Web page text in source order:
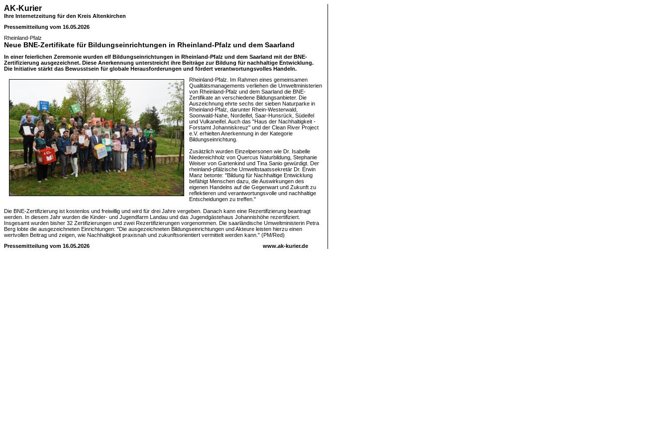
AK-Kurier
Ihre Internetzeitung für den Kreis Altenkirchen
Pressemitteilung vom 16.05.2026
Rheinland-Pfalz
Neue BNE-Zertifikate für Bildungseinrichtungen in Rheinland-Pfalz und dem Saarland
In einer feierlichen Zeremonie wurden elf Bildungseinrichtungen in Rheinland-Pfalz und dem Saarland mit der BNE-
Zertifizierung ausgezeichnet. Diese Anerkennung unterstreicht ihre Beiträge zur Bildung für nachhaltige Entwicklung.
Die Initiative stärkt das Bewusstsein für globale Herausforderungen und fördert verantwortungsvolles Handeln.
Rheinland-Pfalz. Im Rahmen eines gemeinsamen
Qualitätsmanagements verliehen die Umweltministerien
von Rheinland-Pfalz und dem Saarland die BNE-
Zertifikate an verschiedene Bildungsanbieter. Die
Auszeichnung ehrte sechs der sieben Naturparke in
Rheinland-Pfalz, darunter Rhein-Westerwald,
Soonwald-Nahe, Nordeifel, Saar-Hunsrück, Südeifel
und Vulkaneifel. Auch das "Haus der Nachhaltigkeit -
Forstamt Johanniskreuz" und der Clean River Project
e.V. erhielten Anerkennung in der Kategorie
Bildungseinrichtung.
Zusätzlich wurden Einzelpersonen wie Dr. Isabelle
Niedereichholz von Quercus Naturbildung, Stephanie
Weiser von Gartenkind und Tina Sanio gewürdigt. Der
rheinland-pfälzische Umweltstaatssekretär Dr. Erwin
Manz betonte: "Bildung für Nachhaltige Entwicklung
befähigt Menschen dazu, die Auswirkungen des
eigenen Handelns auf die Gegenwart und Zukunft zu
reflektieren und verantwortungsvolle und nachhaltige
Entscheidungen zu treffen."
Die BNE-Zertifizierung ist kostenlos und freiwillig und wird für drei Jahre vergeben. Danach kann eine Rezertifizierung beantragt
werden. In diesem Jahr wurden die Kinder- und Jugendfarm Landau und das Jugendgästehaus Johannishöhe rezertifiziert.
Insgesamt wurden bisher 32 Zertifizierungen und zwei Rezertifizierungen vorgenommen. Die saarländische Umweltministerin Petra
Berg lobte die ausgezeichneten Einrichtungen: "Die ausgezeichneten Bildungseinrichtungen und Akteure leisten hierzu einen
wertvollen Beitrag und zeigen, wie Nachhaltigkeit praxisnah und zukunftsorientiert vermittelt werden kann." (PM/Red)
Pressemitteilung vom 16.05.2026
www.ak-kurier.de